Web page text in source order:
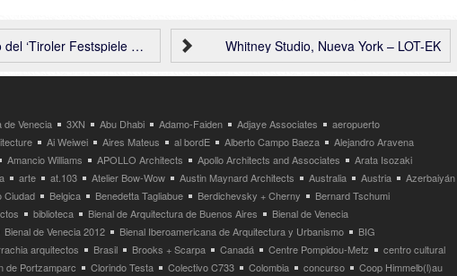
Whitney Studio, Nueva York – LOT-EK
Erl’ – Delugan Meissl Associated Architects
de Venecia 3XN Abu Dhabi Adamo-Faiden Adjaye Associates
aeropuerto
Ai Weiwei Aires Mateus al bordE Alberto Campo Baeza
Alejandro Aravena
Amancio Williams APOLLO Architects Apollo Architects and Associates
Arata Isozaki
arte at.103 Atelier Bow-Wow Austin Maynard Architects Australia Austria
Azerbaiyán
Ciudad Belgica Benedetta Tagliabue Berdichevsky + Cherny
Bernard Tschumi
biblioteca Bienal de Arquitectura de Buenos Aires
Bienal de Venecia
Bienal de Venecia 2012 Bienal Iberoamericana de Arquitectura y Urbanismo
BIG
arquitectos Brasil Brooks + Scarpa Canadá Centre Pompidou-Metz
centro cultural
de Portzamparc Clorindo Testa Colectivo C733 Colombia concurso
Coop Himmelb(l)au